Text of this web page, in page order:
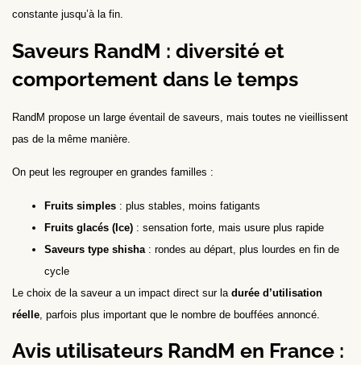
constante jusqu’à la fin.
Saveurs RandM : diversité et
comportement dans le temps
RandM propose un large éventail de saveurs, mais toutes ne vieillissent
pas de la même manière.
On peut les regrouper en grandes familles :
Fruits simples : plus stables, moins fatigants
Fruits glacés (Ice) : sensation forte, mais usure plus rapide
Saveurs type shisha : rondes au départ, plus lourdes en fin de
cycle
Le choix de la saveur a un impact direct sur la durée d’utilisation
réelle , parfois plus important que le nombre de bouffées annoncé.
Avis utilisateurs RandM en France :